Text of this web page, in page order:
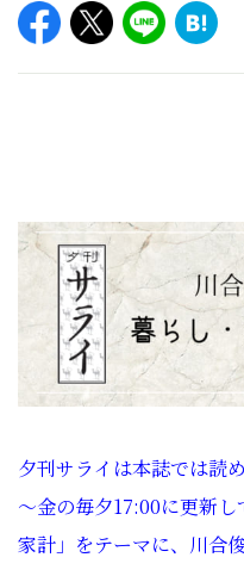
夕刊サライは本誌では読
～金の毎夕17:00に更新し
家計」をテーマに、川合